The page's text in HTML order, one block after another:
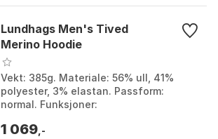
Lundhags Men's Tived
Merino Hoodie
Vekt: 385g. Materiale: 56% ull, 41%
polyester, 3% elastan. Passform:
normal. Funksjoner:
luktresistent. Farge: Black, Deep blue,
1 069 ,-